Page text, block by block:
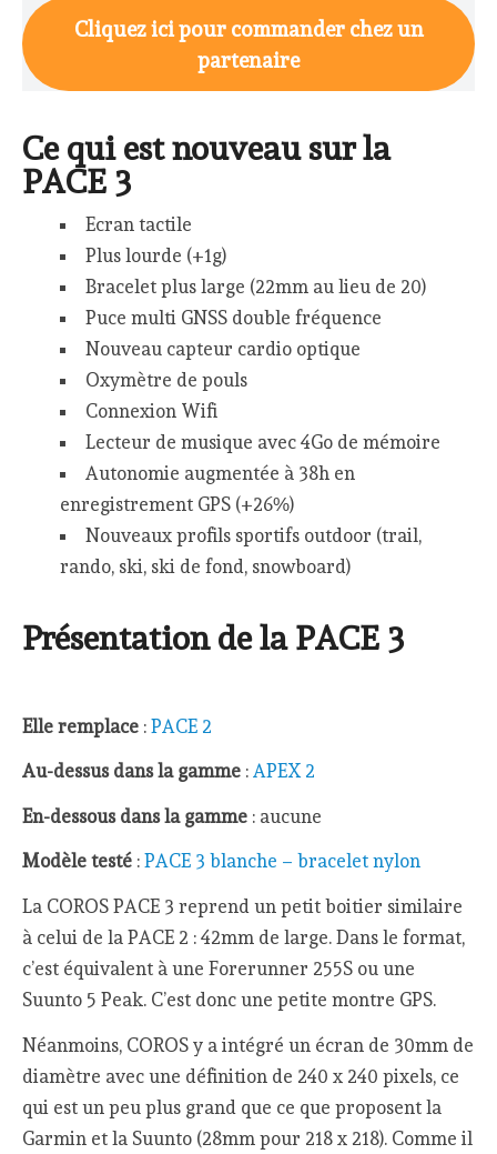
Cliquez ici pour commander chez un
partenaire
Ce qui est nouveau sur la
PACE 3
Ecran tactile
Plus lourde (+1g)
Bracelet plus large (22mm au lieu de 20)
Puce multi GNSS double fréquence
Nouveau capteur cardio optique
Oxymètre de pouls
Connexion Wifi
Lecteur de musique avec 4Go de mémoire
Autonomie augmentée à 38h en
enregistrement GPS (+26%)
Nouveaux profils sportifs outdoor (trail,
rando, ski, ski de fond, snowboard)
Présentation de la PACE 3
Elle remplace :PACE 2
Au-dessus dans la gamme :APEX 2
En-dessous dans la gamme : aucune
Modèle testé :PACE 3 blanche – bracelet nylon
La COROS PACE 3 reprend un petit boitier similaire
à celui de la PACE 2 : 42mm de large. Dans le format,
c’est équivalent à une Forerunner 255S ou une
Suunto 5 Peak. C’est donc une petite montre GPS.
Néanmoins, COROS y a intégré un écran de 30mm de
diamètre avec une définition de 240 x 240 pixels, ce
qui est un peu plus grand que ce que proposent la
Garmin et la Suunto (28mm pour 218 x 218). Comme il